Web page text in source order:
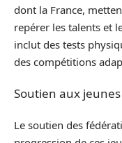
dont la France,
repérer les talents et
inclut des tests
des compétitions
Soutien aux
Le soutien des